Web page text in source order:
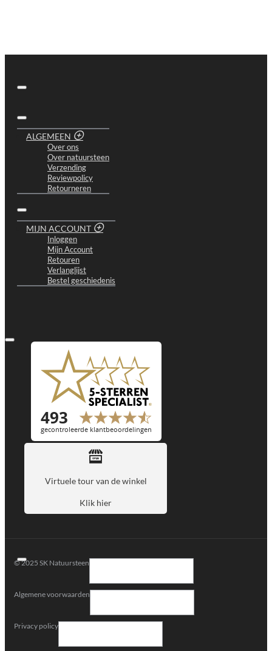
ALGEMEEN
Over ons
Over natuursteen
Verzending
Reviewpolicy
Retourneren
MIJN ACCOUNT
Inloggen
Mijn Account
Retouren
Verlanglijst
Bestel geschiedenis
Virtuele tour van de winkel
Klik hier
© 2025 SK Natuursteen
Algemene voorwaarden
Privacy policy